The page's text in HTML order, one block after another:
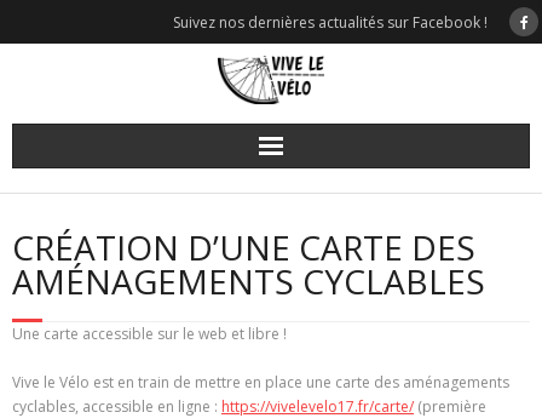
Suivez nos dernières actualités sur Facebook !
CRÉATION D’UNE CARTE DES
AMÉNAGEMENTS CYCLABLES
Une carte accessible sur le web et libre !
Vive le Vélo est en train de mettre en place une carte des aménagements
cyclables, accessible en ligne : https://vivelevelo17.fr/carte/ (première